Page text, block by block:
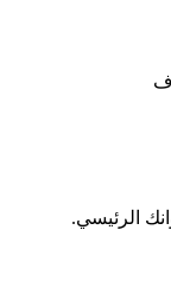
الرئيسي.